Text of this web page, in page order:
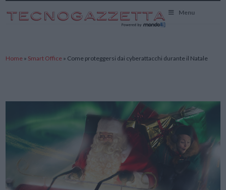
Menu
Home » Smart Office » Come proteggersi dai cyberattacchi durante il Natale